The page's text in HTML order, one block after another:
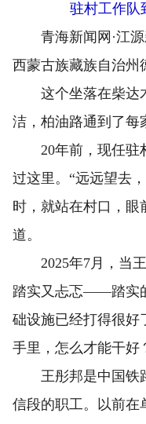
驻村工作队
青海新闻网·江源
西蒙古族藏族自治州
这个坐落在柴达
洁，柏油路通到了每
20年前，现任驻
过这里。“远远望去
时，就站在村口，眼
道。
2025年7月，当王
踏实又忐忑——踏实
础设施已经打得很好
手里，怎么才能干好
王彤邦是中国铁路
信段的职工。以前在